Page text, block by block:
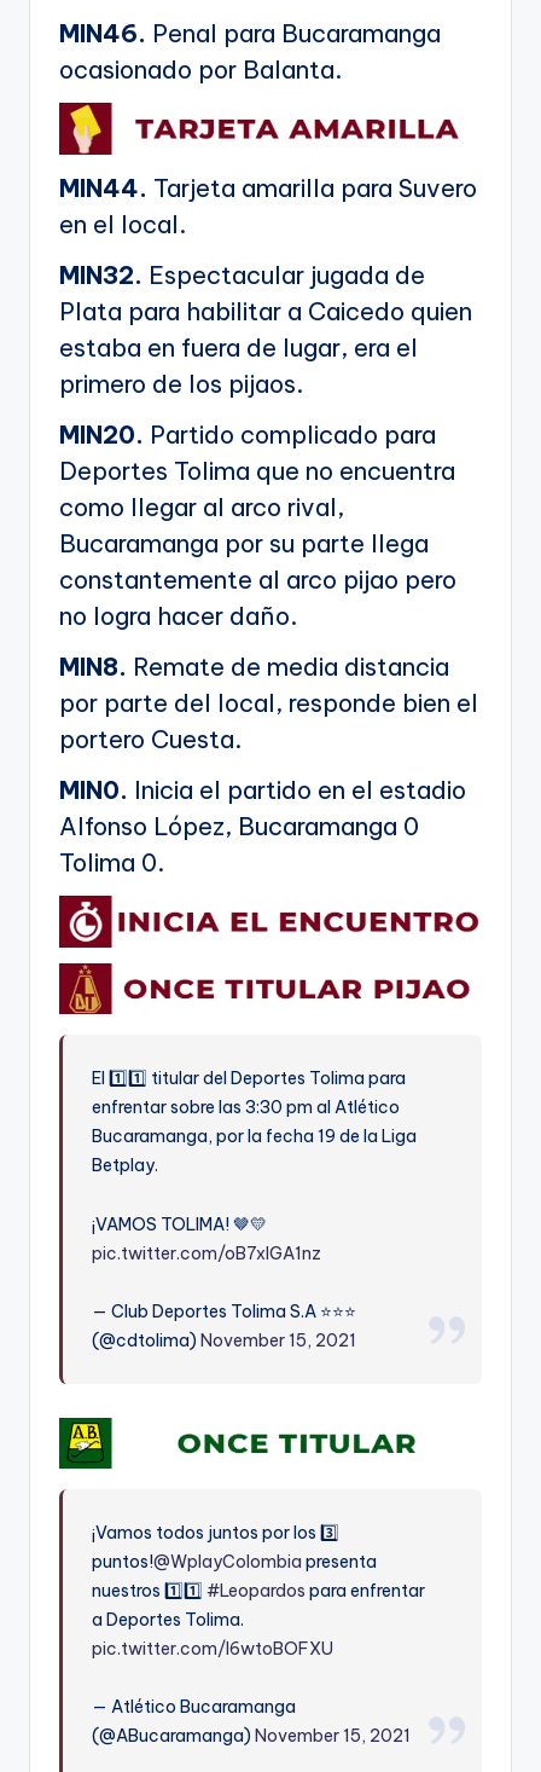
MIN46. Penal para Bucaramanga
ocasionado por Balanta.
MIN44. Tarjeta amarilla para Suvero
en el local.
MIN32. Espectacular jugada de
Plata para habilitar a Caicedo quien
estaba en fuera de lugar, era el
primero de los pijaos.
MIN20. Partido complicado para
Deportes Tolima que no encuentra
como llegar al arco rival,
Bucaramanga por su parte llega
constantemente al arco pijao pero
no logra hacer daño.
MIN8. Remate de media distancia
por parte del local, responde bien el
portero Cuesta.
MIN0. Inicia el partido en el estadio
Alfonso López, Bucaramanga 0
Tolima 0.
El 1️⃣1️⃣ titular del Deportes Tolima para
enfrentar sobre las 3:30 pm al Atlético
Bucaramanga, por la fecha 19 de la Liga
Betplay.
¡VAMOS TOLIMA! 🤎💛
pic.twitter.com/oB7xlGA1nz
— Club Deportes Tolima S.A ⭐️⭐️⭐️
(@cdtolima)November 15, 2021
¡Vamos todos juntos por los 3️⃣
puntos!@WplayColombia presenta
nuestros 1️⃣1️⃣#Leopardos para enfrentar
a Deportes Tolima.
pic.twitter.com/I6wtoBOFXU
— Atlético Bucaramanga
(@ABucaramanga) November 15, 2021